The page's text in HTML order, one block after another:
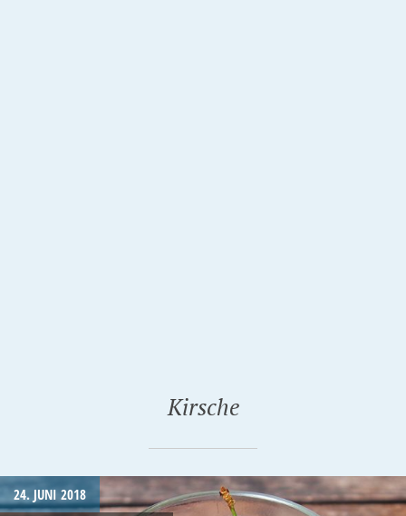
Kirsche
24. JUNI 2018